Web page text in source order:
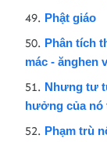
Phật giáo
Phân tích
mác - ănghen
Nhưng tư
hưởng của
Phạm trù